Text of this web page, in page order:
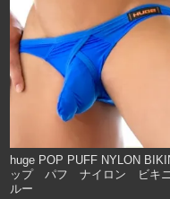
huge POP PUFF NYLON
ップ パフ ナイロン ビキ
ルー